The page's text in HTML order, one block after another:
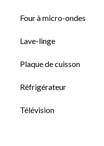
Four à micro-ondes
Lave-linge
Plaque de cuisson
Réfrigérateur
Télévision